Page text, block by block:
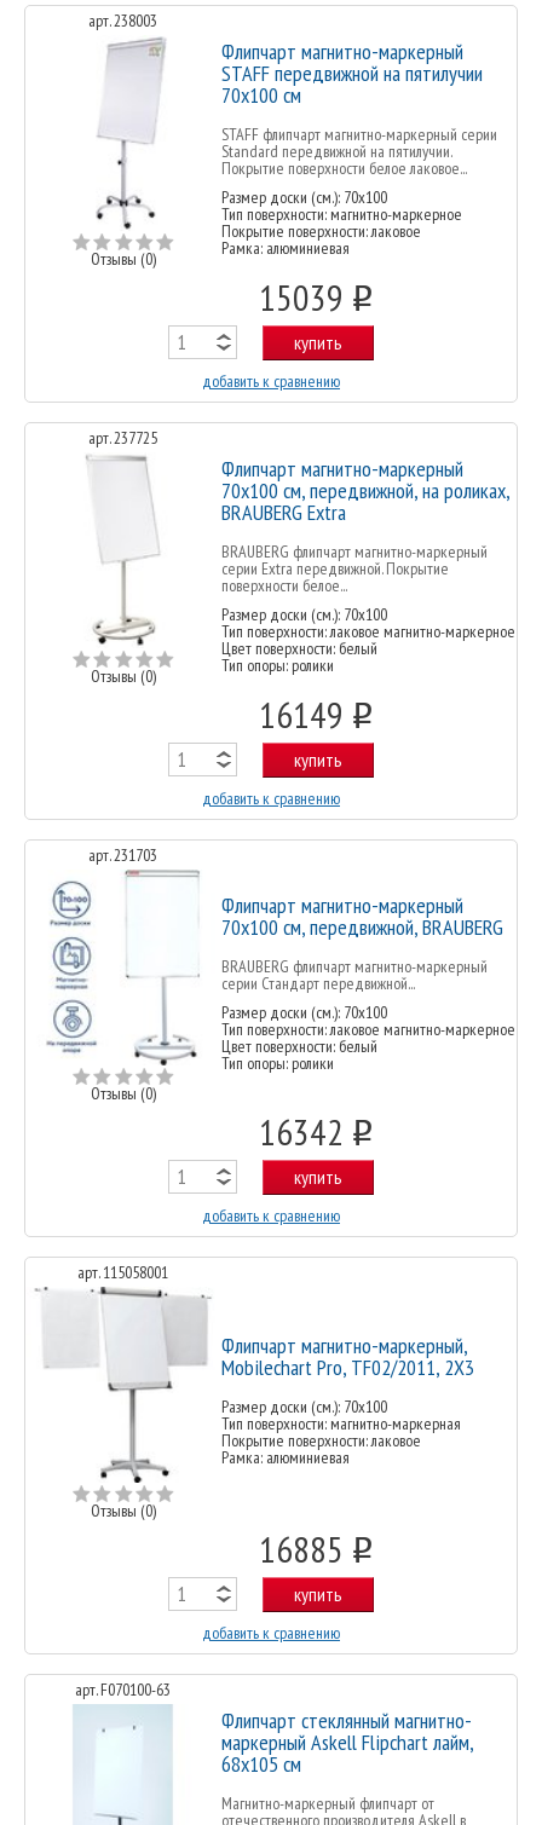
арт. 238003
Отзывы (0)
Флипчарт магнитно-маркерный
STAFF передвижной на пятилучии
70х100 см
STAFF флипчарт магнитно-маркерный серии
Standard передвижной на пятилучии.
Покрытие поверхности белое лаковое...
Размер доски (см.): 70x100
Тип поверхности: магнитно-маркерное
Покрытие поверхности: лаковое
Рамка: алюминиевая
15039 o
купить
добавить к сравнению
арт. 237725
Отзывы (0)
Флипчарт магнитно-маркерный
70х100 см, передвижной, на роликах,
BRAUBERG Extra
BRAUBERG флипчарт магнитно-маркерный
серии Extra передвижной. Покрытие
поверхности белое...
Размер доски (см.): 70х100
Тип поверхности: лаковое магнитно-маркерное
Цвет поверхности: белый
Тип опоры: ролики
16149 o
купить
добавить к сравнению
арт. 231703
Отзывы (0)
Флипчарт магнитно-маркерный
70х100 см, передвижной, BRAUBERG
BRAUBERG флипчарт магнитно-маркерный
серии Стандарт передвижной...
Размер доски (см.): 70х100
Тип поверхности: лаковое магнитно-маркерное
Цвет поверхности: белый
Тип опоры: ролики
16342 o
купить
добавить к сравнению
арт. 115058001
Отзывы (0)
Флипчарт магнитно-маркерный,
Mobilechart Pro, TF02/2011, 2X3
Размер доски (см.): 70х100
Тип поверхности: магнитно-маркерная
Покрытие поверхности: лаковое
Рамка: алюминиевая
16885 o
купить
добавить к сравнению
арт. F070100-63
Флипчарт стеклянный магнитно-
маркерный Askell Flipchart лайм,
68х105 см
Магнитно-маркерный флипчарт от
отечественного производителя Askell в